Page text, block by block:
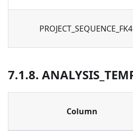
PROJECT_SEQUENCE_FK4
7.1.8.
Column